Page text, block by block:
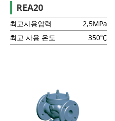
REA20
최고사용압력
2,5MPa
최고 사용 온도
350℃